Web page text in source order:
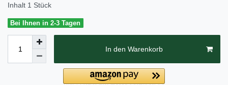
Inhalt 1 Stück
Bei Ihnen in 2-3 Tagen
In den Warenkorb